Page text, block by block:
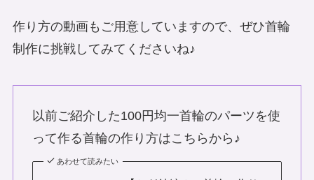
作り方の動画もご用意していますので、ぜひ首輪
制作に挑戦してみてくださいね♪
以前ご紹介した100円均一首輪のパーツを使
って作る首輪の作り方はこちらから♪
あわせて読みたい